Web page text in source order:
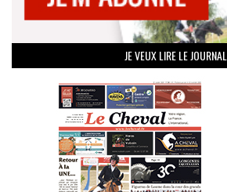
JE VEUX LIRE LE JOURNAL